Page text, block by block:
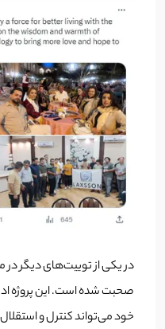
صحبت شده است. این پروژه
خود می‌تواند کنترل و استقلال